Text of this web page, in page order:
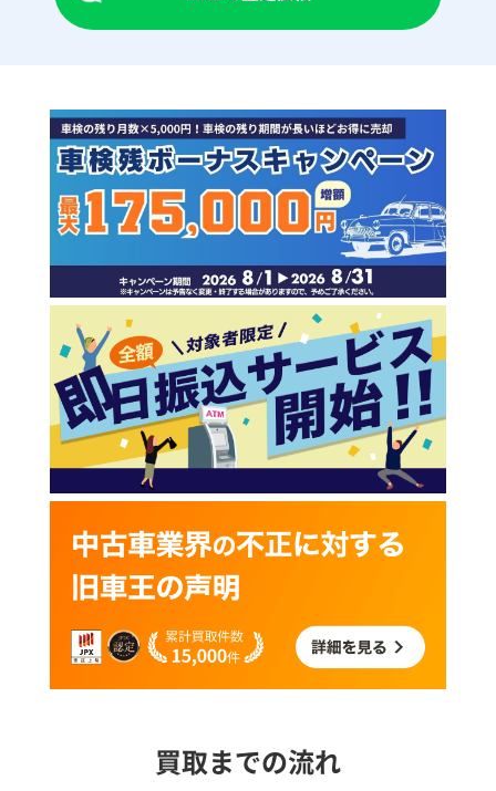
買取までの流れ